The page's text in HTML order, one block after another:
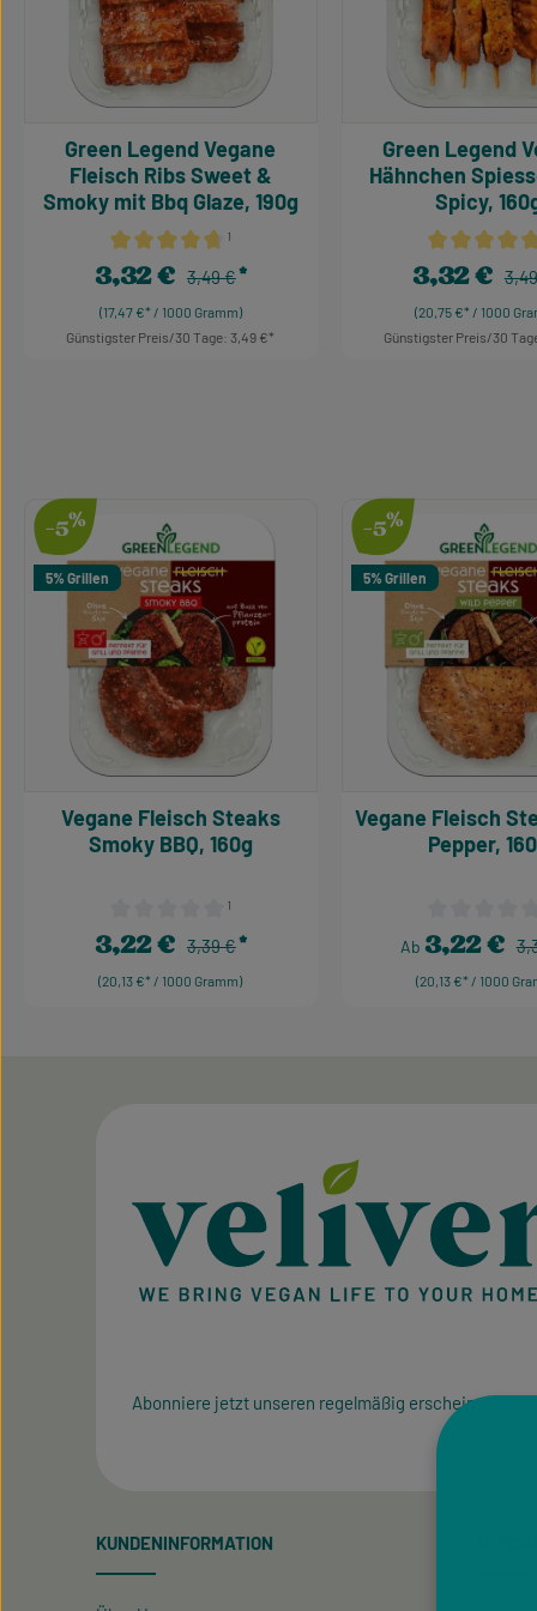
Durchschnittliche Bewertung von 4.64 von 5 Sternen
¹
Green Legend Vegane
Fleisch Ribs Sweet &
Smoky mit Bbq Glaze, 190g
(17,47 €* / 1000 Gramm)
Verkaufspreis:
3,32 € Regulärer Preis:
3,49 €
Günstigster Preis/30 Tage: 3,49 €
Green Legend Vegane
Hähnchen
Spicy,
(20,75 €* / 1000
Verkaufspreis:
3,32 €
Günstigster Preis/30
-5%
5% Grillen
Durchschnittliche Bewertung von 0 von 5 Sternen
¹
Vegane Fleisch Steaks
Smoky BBQ, 160g
(20,13 €* / 1000 Gramm)
Verkaufspreis:
3,22 € Regulärer Preis:
3,39 €
-5%
5% Grillen
Vegane Fleisch
Pepper,
(20,13 €* / 1000
Verkaufspreis:
Ab 3,22 €
Abonniere jetzt unseren regelmäßig erscheinenden
KUNDENINFORMATION